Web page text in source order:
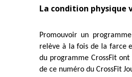
La condition physique
Promouvoir un
relève à la fois de la farce
du programme CrossFit
de ce numéro du CrossFit